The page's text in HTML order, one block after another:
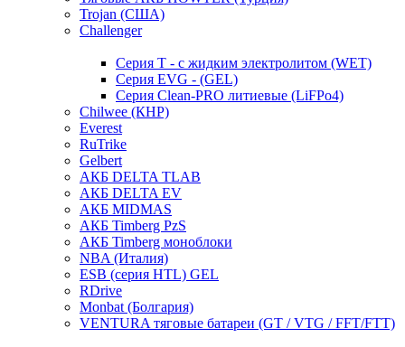
Trojan (США)
Challenger
Серия T - с жидким электролитом (WET)
Серия EVG - (GEL)
Серия Clean-PRO литиевые (LiFPo4)
Chilwee (КНР)
Everest
RuTrike
Gelbert
АКБ DELTA TLAB
АКБ DELTA EV
АКБ MIDMAS
АКБ Timberg PzS
АКБ Timberg моноблоки
NBA (Италия)
ESB (серия HTL) GEL
RDrive
Monbat (Болгария)
VENTURA тяговые батареи (GT / VTG / FFT/FTT)